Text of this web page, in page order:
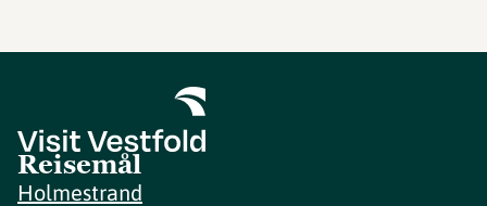
Reisemål
Holmestrand